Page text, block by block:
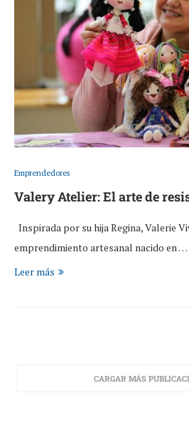
Emprendedores
Valery Atelier: El arte de
Inspirada por su hija Regina, Valerie
emprendimiento artesanal nacido en …
Leer más
CARGAR MÁS